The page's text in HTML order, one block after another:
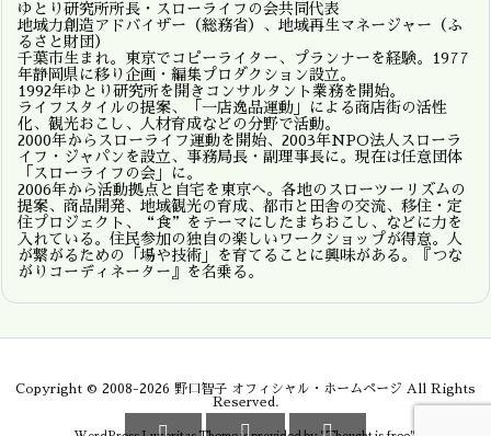
ゆとり研究所所長・スローライフの会共同代表
地域力創造アドバイザー（総務省）、地域再生マネージャー（ふ
るさと財団）
千葉市生まれ。東京でコピーライター、プランナーを経験。1977
年静岡県に移り企画・編集プロダクション設立。
1992年ゆとり研究所を開きコンサルタント業務を開始。
ライフスタイルの提案、「一店逸品運動」による商店街の活性
化、観光おこし、人材育成などの分野で活動。
2000年からスローライフ運動を開始、2003年NPO法人スローラ
イフ・ジャパンを設立、事務局長・副理事長に。現在は任意団体
「スローライフの会」に。
2006年から活動拠点と自宅を東京へ。各地のスローツーリズムの
提案、商品開発、地域観光の育成、都市と田舎の交流、移住・定
住プロジェクト、“食”をテーマにしたまちおこし、などに力を
入れている。住民参加の独自の楽しいワークショップが得意。人
が繋がるための「場や技術」を育てることに興味がある。『つな
がりコーディネーター』を名乗る。
Copyright © 2008-2026 野口智子 オフィシャル・ホームページ All Rights
Reserved.
  